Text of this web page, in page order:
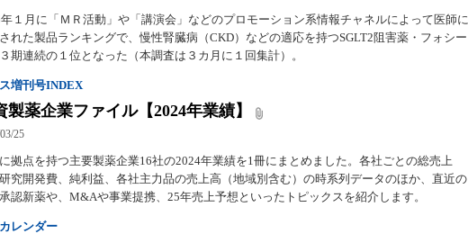
１月に「ＭＲ活動」や「講演会」などのプロモーション系情報チャネルによって医師に
れた製品ランキングで、慢性腎臓病（CKD）などの適応を持つSGLT2阻害薬・フォシー
期連続の１位となった（本調査は３カ月に１回集計）。
増刊号INDEX
製薬企業ファイル【2024年業績】
25
拠点を持つ主要製薬企業16社の2024年業績を1冊にまとめました。各社ごとの総売上
究開発費、純利益、各社主力品の売上高（地域別含む）の時系列データのほか、直近の
認新薬や、M&Aや事業提携、25年売上予想といったトピックスを紹介します。
レンダー